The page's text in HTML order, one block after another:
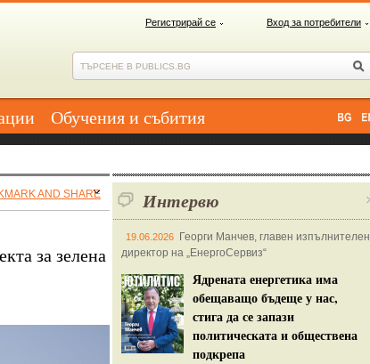
Регистрирай се Вход за потребители
Обучения и събития
за зелена
Интервю
19.06.2026 Георги Манчев, главен изпълнителен
директор на „ЕнергоСервиз“
Ядрената енергетика има
обещаващо бъдеще у нас,
стига да се запази
политическата и обществена
подкрепа